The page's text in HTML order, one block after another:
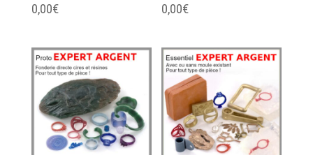
Note
5.00
0,00€
Note
5.00
0,00€